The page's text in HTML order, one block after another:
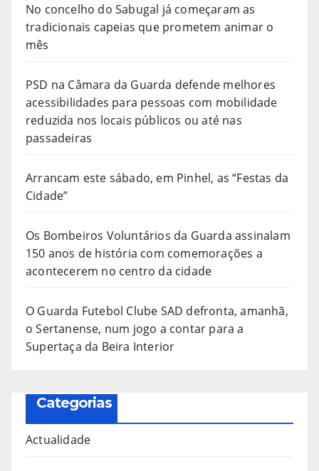
No concelho do Sabugal já começaram as
tradicionais capeias que prometem animar o
mês
PSD na Câmara da Guarda defende melhores
acessibilidades para pessoas com mobilidade
reduzida nos locais públicos ou até nas
passadeiras
Arrancam este sábado, em Pinhel, as “Festas da
Cidade”
Os Bombeiros Voluntários da Guarda assinalam
150 anos de história com comemorações a
acontecerem no centro da cidade
O Guarda Futebol Clube SAD defronta, amanhã,
o Sertanense, num jogo a contar para a
Supertaça da Beira Interior
Categorias
Actualidade